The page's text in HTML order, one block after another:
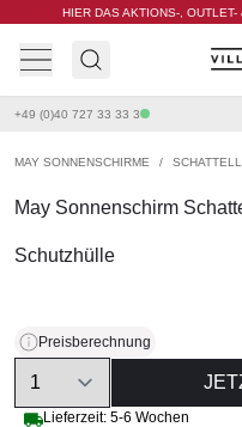
HIER DAS AKTIONS-,
+49 (0)40 727 33 33 3
MAY SONNENSCHIRME /
May Sonnenschirm
Schutzhülle
Preisberechnung
Quantity
Lieferzeit: 5-6 Wochen